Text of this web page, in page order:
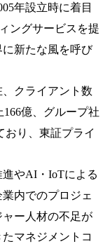
年設立時に着目
ングサービスを提
新たな風を呼び
クライアント数
166億、グループ社
おり、東証プライ
やAI・IoTによる
内でのプロジェ
ー人材の不足が
マネジメントコ